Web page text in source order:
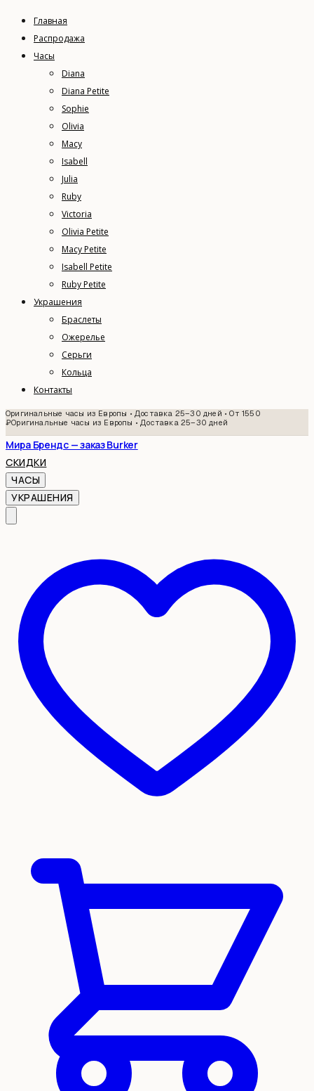
Главная
Распродажа
Часы
Diana
Diana Petite
Sophie
Olivia
Macy
Isabell
Julia
Ruby
Victoria
Olivia Petite
Macy Petite
Isabell Petite
Ruby Petite
Украшения
Браслеты
Ожерелье
Серьги
Кольца
Контакты
Оригинальные часы из Европы • Доставка 25–30 дней • От 1550
₽Оригинальные часы из Европы • Доставка 25–30 дней
Мира Брендс — заказ Burker
СКИДКИ
ЧАСЫ
УКРАШЕНИЯ